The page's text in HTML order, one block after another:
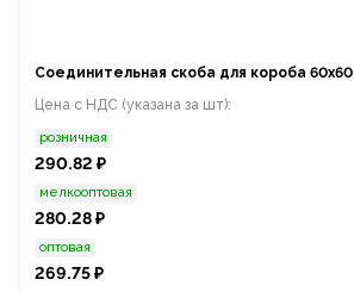
Соединительная скоба для короба 60х60
Цена с НДС (указана за шт):
розничная
290.82 ₽
мелкооптовая
280.28 ₽
оптовая
269.75 ₽